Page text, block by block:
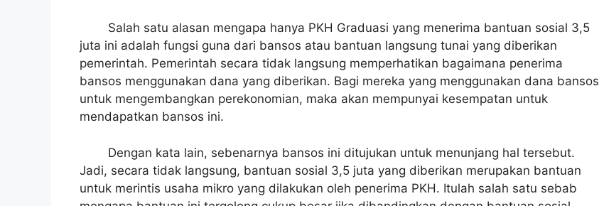
Salah satu alasan mengapa hanya PKH Graduasi yang menerima bantuan sosial 3,5
juta ini adalah fungsi guna dari bansos atau bantuan langsung tunai yang diberikan
pemerintah. Pemerintah secara tidak langsung memperhatikan bagaimana penerima
bansos menggunakan dana yang diberikan. Bagi mereka yang menggunakan dana bansos
untuk mengembangkan perekonomian, maka akan mempunyai kesempatan untuk
mendapatkan bansos ini.
Dengan kata lain, sebenarnya bansos ini ditujukan untuk menunjang hal tersebut.
Jadi, secara tidak langsung, bantuan sosial 3,5 juta yang diberikan merupakan bantuan
untuk merintis usaha mikro yang dilakukan oleh penerima PKH. Itulah salah satu sebab